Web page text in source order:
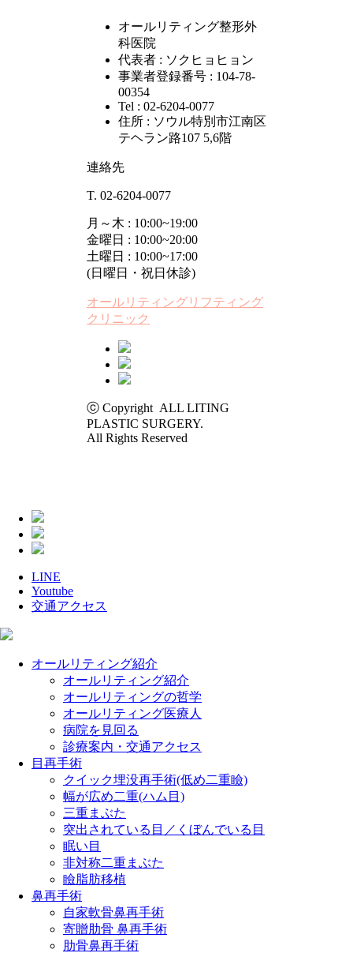
オールリティング整形外
科医院
代表者 : ソクヒョヒョン
事業者登録番号 : 104-78-
00354
Tel : 02-6204-0077
住所 : ソウル特別市江南区
テヘラン路107 5,6階
連絡先
T. 02-6204-0077
月～木 : 10:00~19:00
金曜日 : 10:00~20:00
土曜日 : 10:00~17:00
(日曜日・祝日休診)
オールリティングリフティング
クリニック
ⓒ Copyright ALL LITING
PLASTIC SURGERY.
All Rights Reserved
LINE
Youtube
交通アクセス
Close
オールリティング紹介
オールリティング紹介
オールリティングの哲学
オールリティング医療人
病院を見回る
診療案内・交通アクセス
目再手術
クイック埋没再手術(低め二重瞼)
幅が広め二重(ハム目)
三重まぶた
突出されている目／くぼんでいる目
眠い目
非対称二重まぶた
瞼脂肪移植
鼻再手術
自家軟骨鼻再手術
寄贈肋骨 鼻再手術
肋骨鼻再手術